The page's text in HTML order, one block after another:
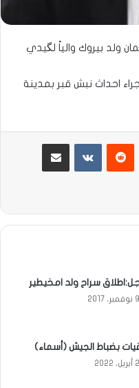
ولد بيروك والياً لگيدي
احداث نبش قبر بمدينة
بينتيريست مشاركة عبر البريد
سراح ولد امخيطير
9 نوفمبر، 2017
بضباط الجيش (أسماء)
2 أبريل، 2022